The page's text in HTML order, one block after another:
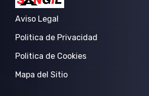
Aviso Legal
Politica de Privacidad
Politica de Cookies
Mapa del Sitio